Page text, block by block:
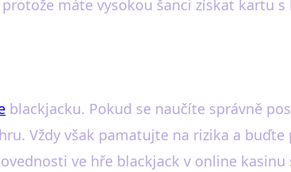
máte vysokou šanci získat kartu
blackjacku. Pokud se naučíte správně
Vždy však pamatujte na rizika a
ve hře blackjack v online kasinu